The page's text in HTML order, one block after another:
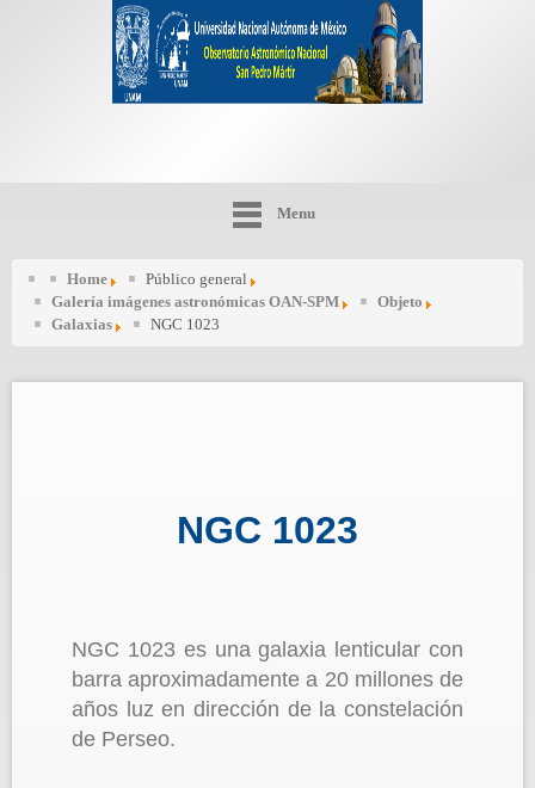
Menu
Home
Público general
Galería imágenes astronómicas OAN-SPM
Objeto
Galaxias
NGC 1023
NGC 1023
NGC 1023 es una galaxia lenticular con
barra aproximadamente a 20 millones de
años luz en dirección de la constelación
de Perseo.